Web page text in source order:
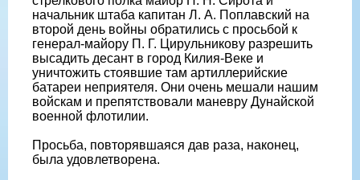
начальник штаба капитан Л. А. Поплавский на
второй день войны обратились с просьбой к
генерал-майору П. Г. Цирульникову разрешить
высадить десант в город Килия-Веке и
уничтожить стоявшие там артиллерийские
батареи неприятеля. Они очень мешали нашим
войскам и препятствовали маневру Дунайской
военной флотилии.
Просьба, повторявшаяся дав раза, наконец,
была удовлетворена.